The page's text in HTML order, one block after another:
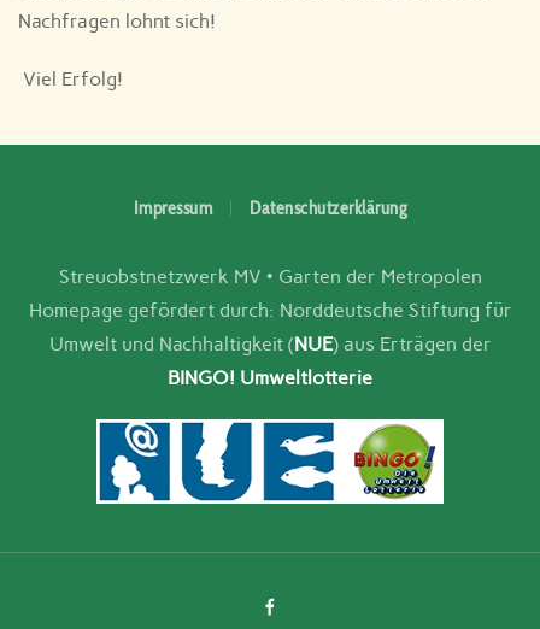
Nachfragen lohnt sich!
Viel Erfolg!
Impressum Datenschutzerklärung
Streuobstnetzwerk MV • Garten der Metropolen
Homepage gefördert durch: Norddeutsche Stiftung für
Umwelt und Nachhaltigkeit (NUE) aus Erträgen der
BINGO! Umweltlotterie